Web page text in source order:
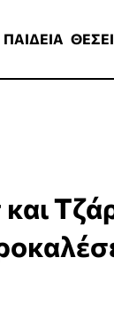
ΠΑΙΔΕΙΑ